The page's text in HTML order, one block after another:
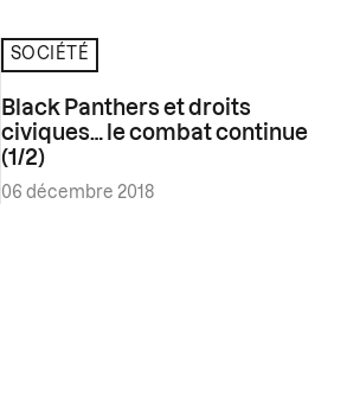
SOCIÉTÉ
Black Panthers et droits
civiques… le combat continue
(1/2)
06 décembre 2018